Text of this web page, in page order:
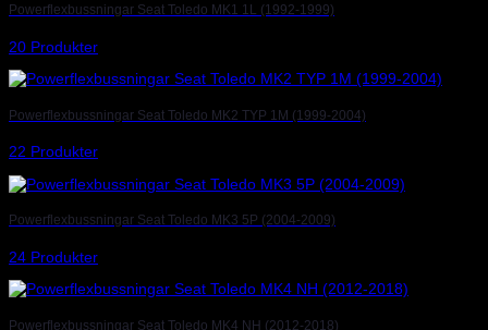
Powerflexbussningar Seat Toledo MK1 1L (1992-1999)
20 Produkter
Powerflexbussningar Seat Toledo MK2 TYP 1M (1999-2004)
22 Produkter
Powerflexbussningar Seat Toledo MK3 5P (2004-2009)
24 Produkter
Powerflexbussningar Seat Toledo MK4 NH (2012-2018)